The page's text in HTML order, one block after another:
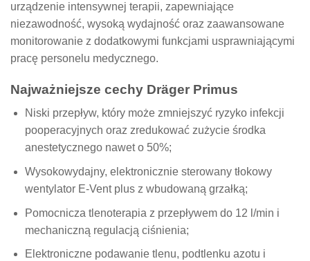
urządzenie intensywnej terapii, zapewniające
niezawodność, wysoką wydajność oraz zaawansowane
monitorowanie z dodatkowymi funkcjami usprawniającymi
pracę personelu medycznego.
Najważniejsze cechy Dräger Primus
Niski przepływ, który może zmniejszyć ryzyko infekcji
pooperacyjnych oraz zredukować zużycie środka
anestetycznego nawet o 50%;
Wysokowydajny, elektronicznie sterowany tłokowy
wentylator E-Vent plus z wbudowaną grzałką;
Pomocnicza tlenoterapia z przepływem do 12 l/min i
mechaniczną regulacją ciśnienia;
Elektroniczne podawanie tlenu, podtlenku azotu i